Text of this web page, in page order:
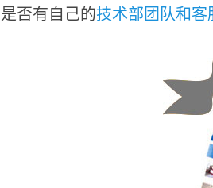
否有自己的技术部团队和客